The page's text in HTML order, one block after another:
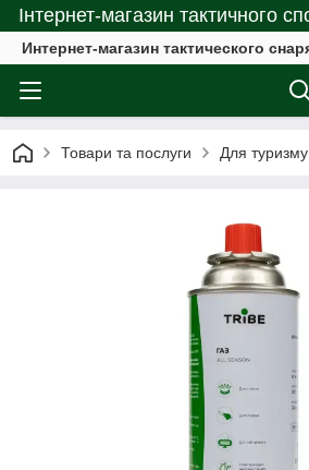
Інтернет-магазин тактичного
Интернет-магазин тактического
Товари та послуги Для туризму